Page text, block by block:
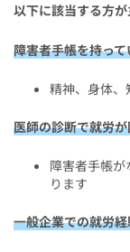
以下に該当する方が
障害者手帳を持っ
精神、身体
医師の診断で就労
障害者手帳
ります
一般企業での就労